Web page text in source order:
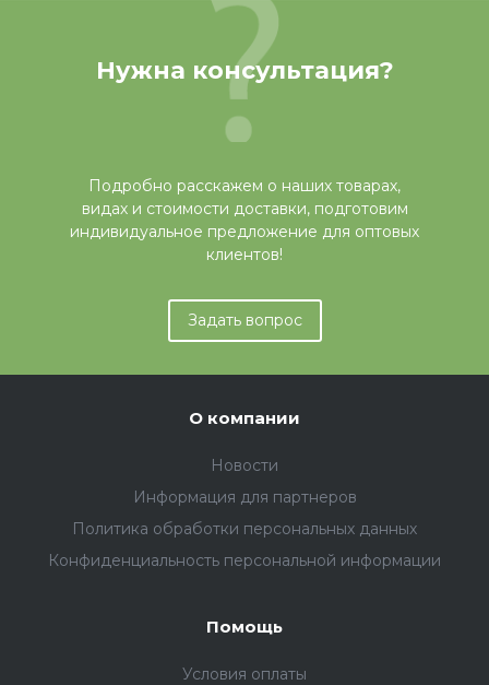
Нужна консультация?
Подробно расскажем о наших товарах,
видах и стоимости доставки, подготовим
индивидуальное предложение для оптовых
клиентов!
Задать вопрос
О компании
Новости
Информация для партнеров
Политика обработки персональных данных
Конфиденциальность персональной информации
Помощь
Условия оплаты